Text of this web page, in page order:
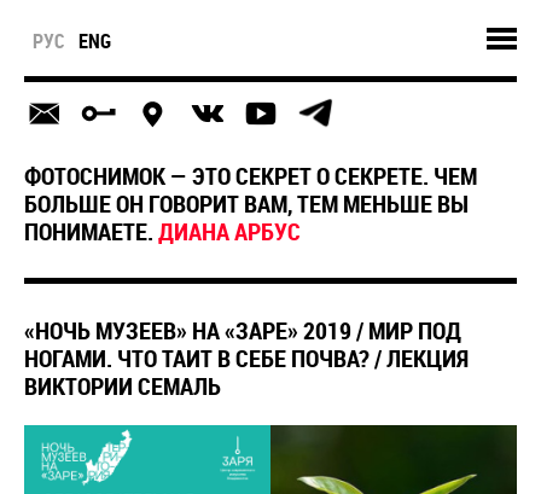
РУС ENG
ФОТОСНИМОК — ЭТО СЕКРЕТ О СЕКРЕТЕ. ЧЕМ
БОЛЬШЕ ОН ГОВОРИТ ВАМ, ТЕМ МЕНЬШЕ ВЫ
ПОНИМАЕТЕ.ДИАНА АРБУС
«НОЧЬ МУЗЕЕВ» НА «ЗАРЕ» 2019 / МИР ПОД
НОГАМИ. ЧТО ТАИТ В СЕБЕ ПОЧВА? / ЛЕКЦИЯ
ВИКТОРИИ СЕМАЛЬ